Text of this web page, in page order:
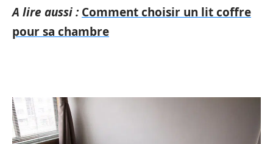
A lire aussi : Comment choisir un lit coffre
pour sa chambre